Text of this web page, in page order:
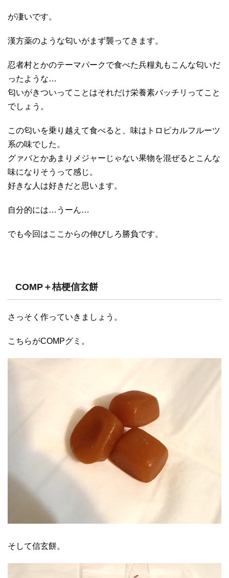
が凄いです。
漢方薬のような匂いがまず襲ってきます。
忍者村とかのテーマパークで食べた兵糧丸もこんな匂いだ
ったような…
匂いがきついってことはそれだけ栄養素バッチリってこと
でしょう。
この匂いを乗り越えて食べると、味はトロピカルフルーツ
系の味でした。
グァバとかあまりメジャーじゃない果物を混ぜるとこんな
味になりそうって感じ。
好きな人は好きだと思います。
自分的には…うーん…
でも今回はここからの伸びしろ勝負です。
COMP＋桔梗信玄餅
さっそく作っていきましょう。
こちらがCOMPグミ。
そして信玄餅。